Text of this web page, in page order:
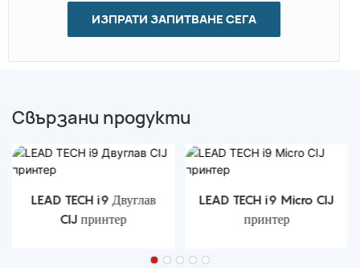
ИЗПРАТИ ЗАПИТВАНЕ СЕГА
Свързани продукти
LEAD TECH i9 Двуглав
CIJ принтер
LEAD TECH i9 Micro CIJ
принтер